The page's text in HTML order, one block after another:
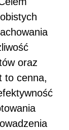
oraz
to cenna,